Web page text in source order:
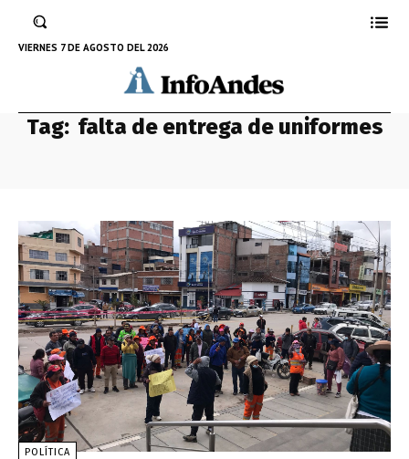
VIERNES 7 DE AGOSTO DEL 2026
Tag: falta de entrega de uniformes
POLÍTICA